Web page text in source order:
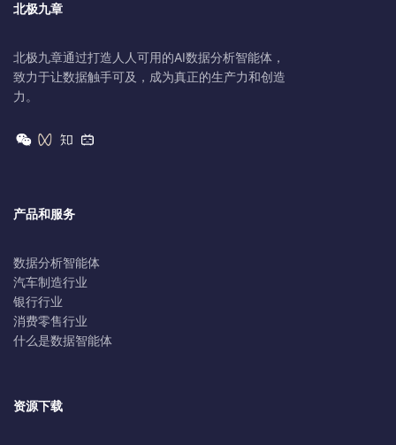
北极九章
北极九章通过打造人人可用的AI数据分析智能体，
致力于让数据触手可及，成为真正的生产力和创造
力。
产品和服务
数据分析智能体
汽车制造行业
银行行业
消费零售行业
什么是数据智能体
资源下载